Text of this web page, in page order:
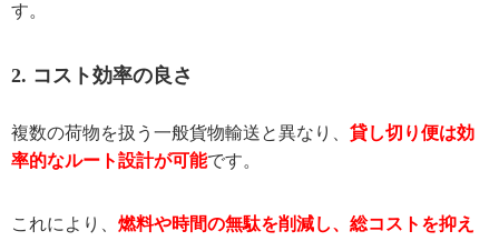
す。
2. コスト効率の良さ
複数の荷物を扱う一般貨物輸送と異なり、 貸し切り便は効
率的なルート設計が可能です。
これにより、 燃料や時間の無駄を削減し、総コストを抑え